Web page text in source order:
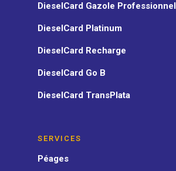
DieselCard Gazole Professionnel
DieselCard Platinum
DieselCard Recharge
DieselCard Go B
DieselCard TransPlata
SERVICES
Péages